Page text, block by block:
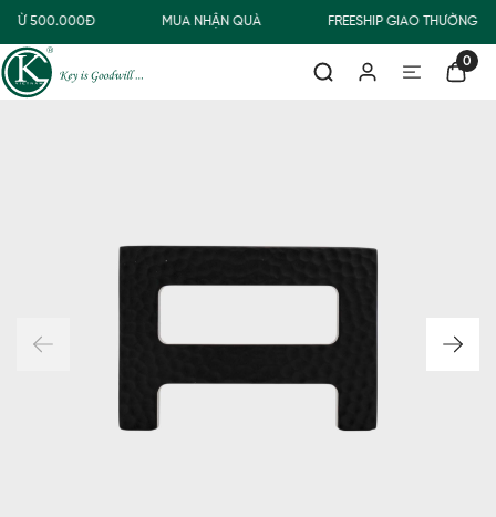
TỪ 500.000Đ MUA NHẬN QUÀ FREESHIP GIAO THƯỜNG
0